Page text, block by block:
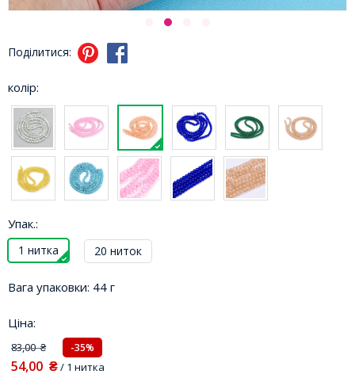
Поділитися:
колір:
Упак.:
1 нитка 20 ниток
Вага упаковки: 44 г
Ціна:
83,00₴ -35%
54,00 ₴/ 1 нитка